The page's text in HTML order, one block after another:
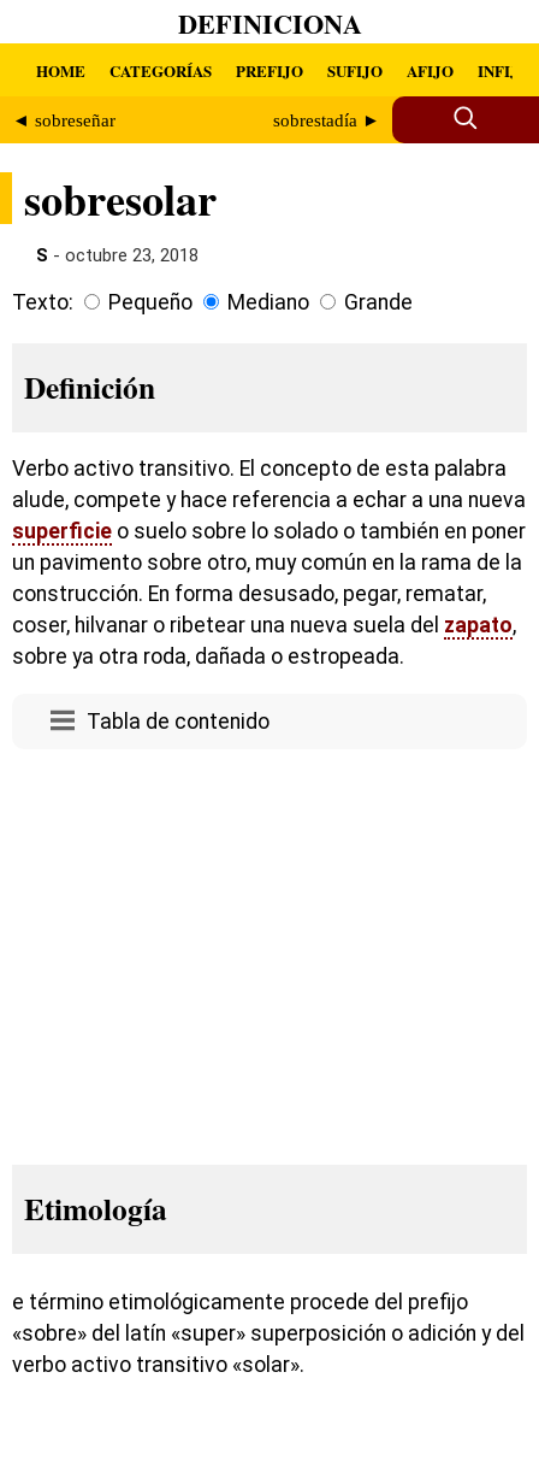
DEFINICIONA
HOME CATEGORÍAS PREFIJO SUFIJO AFIJO INFIJO
◄ sobreseñar sobrestadía ►
sobresolar
S - octubre 23, 2018
Texto: Pequeño Mediano Grande
Definición
Verbo activo transitivo. El concepto de esta palabra
alude, compete y hace referencia a echar a una nueva
superficie o suelo sobre lo solado o también en poner
un pavimento sobre otro, muy común en la rama de la
construcción. En forma desusado, pegar, rematar,
coser, hilvanar o ribetear una nueva suela del zapato,
sobre ya otra roda, dañada o estropeada.
Tabla de contenido
Etimología
e término etimológicamente procede del prefijo
«sobre» del latín «super» superposición o adición y del
verbo activo transitivo «solar».